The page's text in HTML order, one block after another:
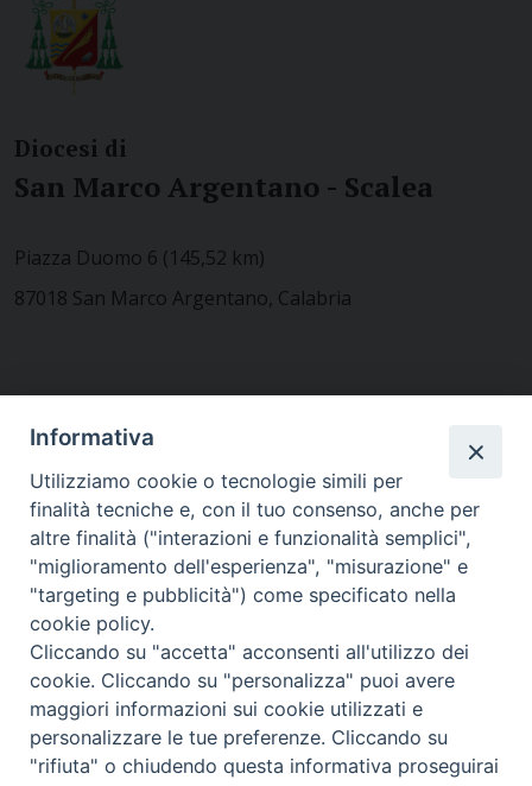
Diocesi di
San Marco Argentano - Scalea
Piazza Duomo 6 (145,52 km)
87018 San Marco Argentano, Calabria
MODULISTICA
WEBMAIL
RENDICONTO 8X1000
Informativa
Utilizziamo cookie o tecnologie simili per
finalità tecniche e, con il tuo consenso, anche per
altre finalità ("interazioni e funzionalità semplici",
"miglioramento dell'esperienza", "misurazione" e
"targeting e pubblicità") come specificato nella
cookie policy.
Cliccando su "accetta" acconsenti all'utilizzo dei
cookie. Cliccando su "personalizza" puoi avere
maggiori informazioni sui cookie utilizzati e
personalizzare le tue preferenze. Cliccando su
"rifiuta" o chiudendo questa informativa proseguirai